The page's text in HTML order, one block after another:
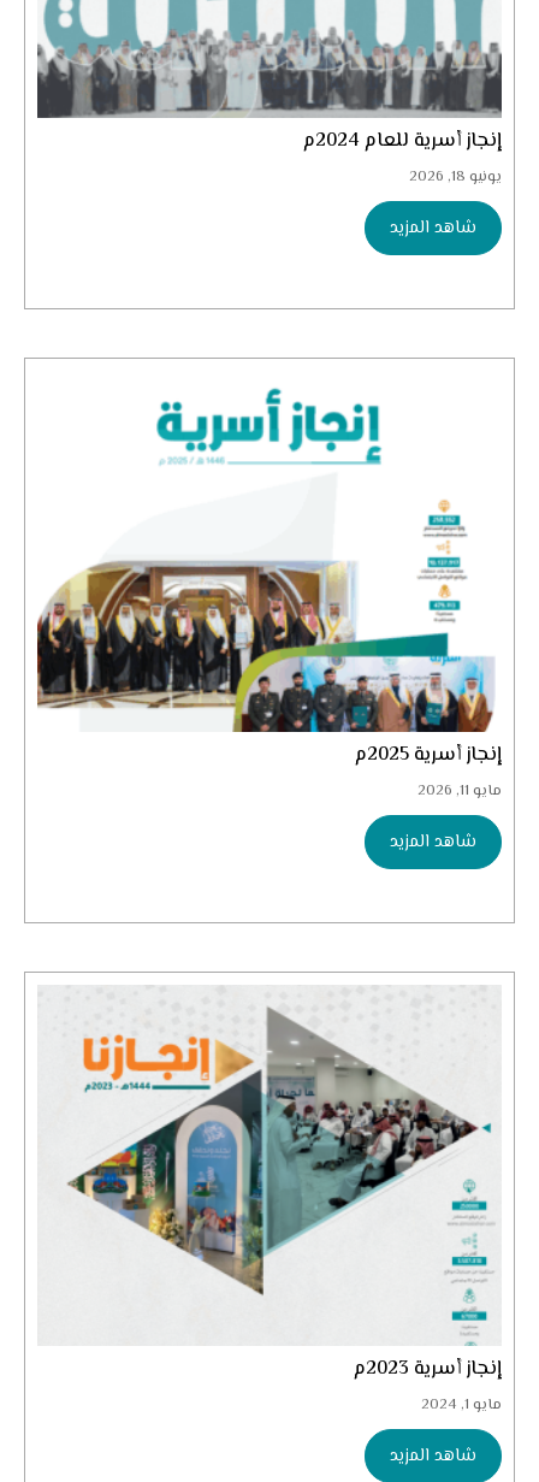
إنجاز أسرية للعام 2024م
يونيو 18, 2026
شاهد المزيد
إنجاز أسرية 2025م
مايو 11, 2026
شاهد المزيد
إنجاز أسرية 2023م
مايو 1, 2024
شاهد المزيد